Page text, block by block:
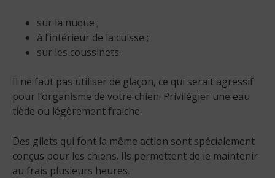
sur la nuque ;
à l’intérieur de la cuisse ;
sur les coussinets.
Il ne faut pas utiliser de glaçon, ce qui serait agressif
pour l’organisme de votre chien. Privilégier une eau
tiède ou légèrement fraiche.
Des gilets qui font la même action sont spécialement
conçus pour les chiens. Ils permettent de le maintenir
au frais plusieurs heures.